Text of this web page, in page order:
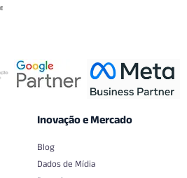
Inovação e Mercado
Blog
Dados de Mídia